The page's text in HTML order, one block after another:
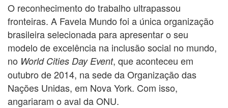
O reconhecimento do trabalho ultrapassou
fronteiras. A Favela Mundo foi a única organização
brasileira selecionada para apresentar o seu
modelo de excelência na inclusão social no mundo,
no World Cities Day Event, que aconteceu em
outubro de 2014, na sede da Organização das
Nações Unidas, em Nova York. Com isso,
angariaram o aval da ONU.